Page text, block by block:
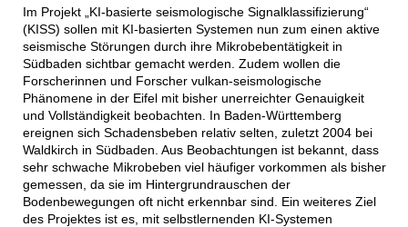
Im Projekt „KI-basierte seismologische Signalklassifizierung“
(KISS) sollen mit KI-basierten Systemen nun zum einen aktive
seismische Störungen durch ihre Mikrobebentätigkeit in
Südbaden sichtbar gemacht werden. Zudem wollen die
Forscherinnen und Forscher vulkan-seismologische
Phänomene in der Eifel mit bisher unerreichter Genauigkeit
und Vollständigkeit beobachten. In Baden-Württemberg
ereignen sich Schadensbeben relativ selten, zuletzt 2004 bei
Waldkirch in Südbaden. Aus Beobachtungen ist bekannt, dass
sehr schwache Mikrobeben viel häufiger vorkommen als bisher
gemessen, da sie im Hintergrundrauschen der
Bodenbewegungen oft nicht erkennbar sind. Ein weiteres Ziel
des Projektes ist es, mit selbstlernenden KI-Systemen